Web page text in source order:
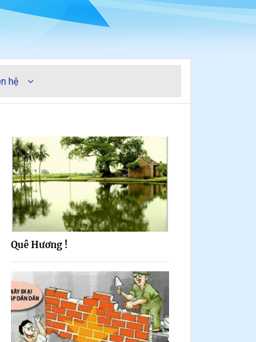
hệ
Quê Hương !